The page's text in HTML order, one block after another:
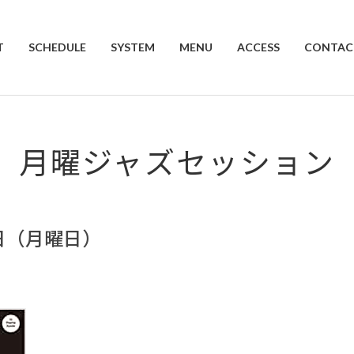
SCHEDULE SYSTEM MENU ACCESS
月曜ジャズセッション
月曜日）